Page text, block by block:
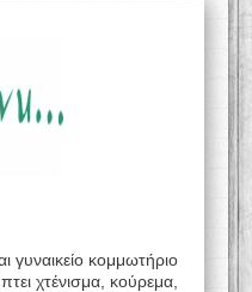
γυναικείο κομμωτήριο
χτένισμα, κούρεμα,